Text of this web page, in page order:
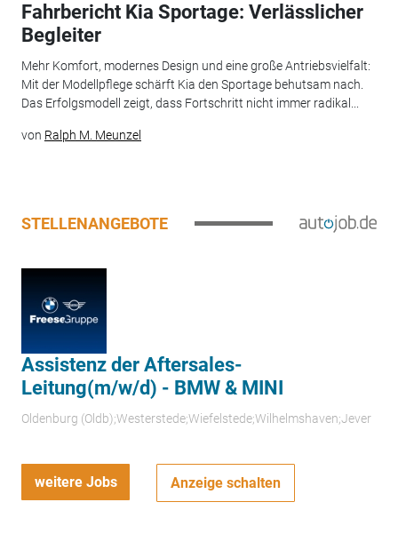
Fahrbericht Kia Sportage: Verlässlicher
Begleiter
Mehr Komfort, modernes Design und eine große Antriebsvielfalt:
Mit der Modellpflege schärft Kia den Sportage behutsam nach.
Das Erfolgsmodell zeigt, dass Fortschritt nicht immer radikal...
von Ralph M. Meunzel
STELLENANGEBOTE
Assistenz der Aftersales-
Leitung(m/w/d) - BMW & MINI
Oldenburg (Oldb);Westerstede;Wiefelstede;Wilhelmshaven;Jever
weitere Jobs Anzeige schalten